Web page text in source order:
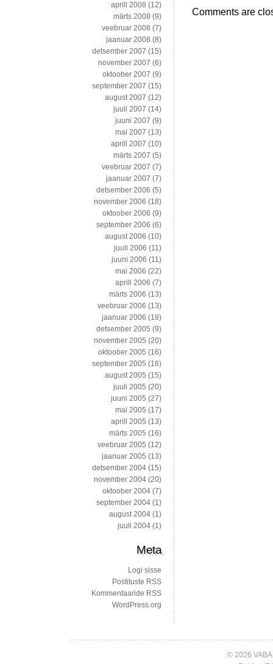
Comments are
aprill 2008 (12)
märts 2008 (9)
veebruar 2008 (7)
jaanuar 2008 (8)
detsember 2007 (15)
november 2007 (6)
oktoober 2007 (9)
september 2007 (15)
august 2007 (12)
juuli 2007 (14)
juuni 2007 (9)
mai 2007 (13)
aprill 2007 (10)
märts 2007 (5)
veebruar 2007 (7)
jaanuar 2007 (7)
detsember 2006 (5)
november 2006 (18)
oktoober 2006 (9)
september 2006 (6)
august 2006 (10)
juuli 2006 (11)
juuni 2006 (11)
mai 2006 (22)
aprill 2006 (7)
märts 2006 (13)
veebruar 2006 (13)
jaanuar 2006 (18)
detsember 2005 (9)
november 2005 (20)
oktoober 2005 (16)
september 2005 (16)
august 2005 (15)
juuli 2005 (20)
juuni 2005 (27)
mai 2005 (17)
aprill 2005 (13)
märts 2005 (16)
veebruar 2005 (12)
jaanuar 2005 (13)
detsember 2004 (15)
november 2004 (20)
oktoober 2004 (7)
september 2004 (1)
august 2004 (1)
juuli 2004 (1)
Meta
Logi sisse
Postituste RSS
Kommentaaride RSS
WordPress.org
© 2026